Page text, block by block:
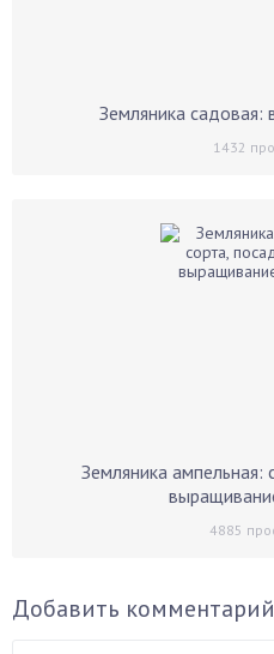
Земляника садовая:
1432
Земляника ампельная:
4885
Добавить комментарий